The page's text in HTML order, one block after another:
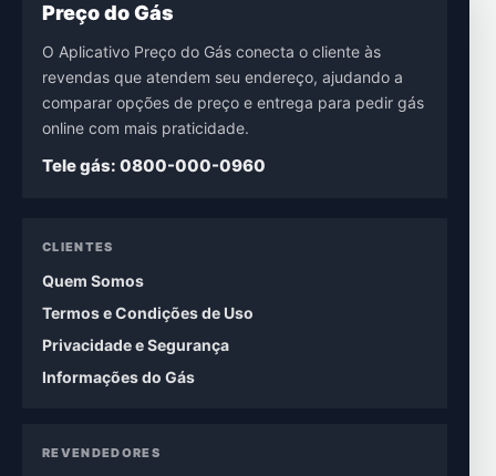
Preço do Gás
O Aplicativo Preço do Gás conecta o cliente às
revendas que atendem seu endereço, ajudando a
comparar opções de preço e entrega para pedir gás
online com mais praticidade.
Tele gás: 0800-000-0960
CLIENTES
Quem Somos
Termos e Condições de Uso
Privacidade e Segurança
Informações do Gás
REVENDEDORES